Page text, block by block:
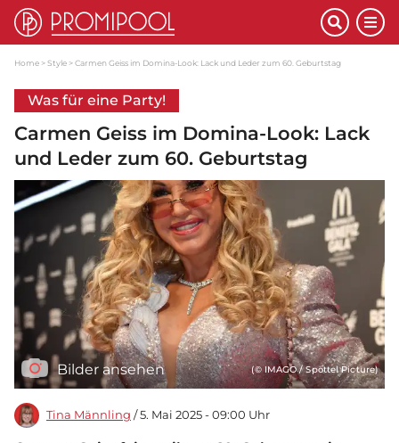
Home Style Carmen Geiss im Domina-Look: Lack und Leder zum 60. Geburtstag
Was für eine Party!
Carmen Geiss im Domina-Look: Lack
und Leder zum 60. Geburtstag
Bilder ansehen (© IMAGO / Spöttel Picture)
Tina Männling / 5. Mai 2025 - 09:00 Uhr